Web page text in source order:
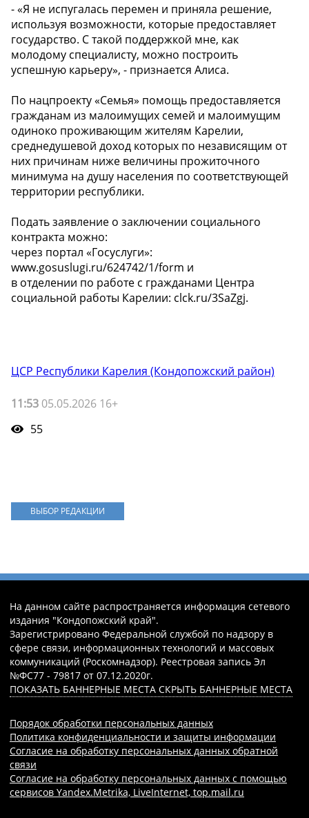
- «Я не испугалась перемен и приняла решение,
используя возможности, которые предоставляет
государство. С такой поддержкой мне, как
молодому специалисту, можно построить
успешную карьеру», - признается Алиса.
По нацпроекту «Семья» помощь предоставляется
гражданам из малоимущих семей и малоимущим
одиноко проживающим жителям Карелии,
среднедушевой доход которых по независящим от
них причинам ниже величины прожиточного
минимума на душу населения по соответствующей
территории республики.
Подать заявление о заключении социального
контракта можно:
через портал «Госуслуги»:
www.gosuslugi.ru/624742/1/form и
в отделении по работе с гражданами Центра
социальной работы Карелии: clck.ru/3SaZgj.
ЦСР Республики Карелия (Кондопожский район)
11:53 05.05.2026 16+
55
ВЫБОР РЕДАКЦИИ
На данном сайте распространяется информация сетевого
издания "Кондопожский край".
Зарегистрировано Федеральной службой по надзору в
сфере связи, информационных технологий и массовых
коммуникаций (Роскомнадзор). Реестровая запись Эл
№ФС77 - 79817 от 07.12.2020г.
ПОКАЗАТЬ БАННЕРНЫЕ МЕСТА СКРЫТЬ БАННЕРНЫЕ МЕСТА
Порядок обработки персональных данных
Политика конфиденциальности и защиты информации
Согласие на обработку персональных данных обратной
связи
Согласие на обработку персональных данных с помощью
сервисов Yandex.Metrika, LiveInternet, top.mail.ru